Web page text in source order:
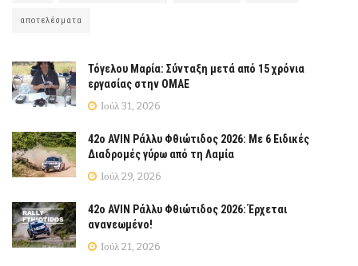
αποτελέσματα
Τόγελου Μαρία: Σύνταξη μετά από 15 χρόνια
εργασίας στην ΟΜΑΕ
Ιούλ 31, 2026
42ο AVIN Ράλλυ Φθιώτιδος 2026: Με 6 Ειδικές
Διαδρομές γύρω από τη Λαμία
Ιούλ 29, 2026
42ο AVIN Ράλλυ Φθιώτιδος 2026: Έρχεται
ανανεωμένο!
Ιούλ 21, 2026